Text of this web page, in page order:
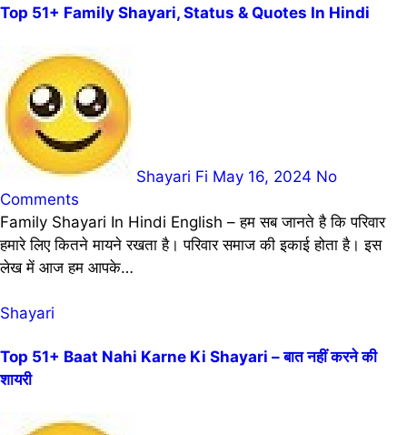
Top 51+ Family Shayari, Status & Quotes In Hindi
Shayari Fi May 16, 2024 No
Comments
Family Shayari In Hindi English – हम सब जानते है कि परिवार
हमारे लिए कितने मायने रखता है। परिवार समाज की इकाई होता है। इस
लेख में आज हम आपके…
Shayari
Top 51+ Baat Nahi Karne Ki Shayari – बात नहीं करने की
शायरी